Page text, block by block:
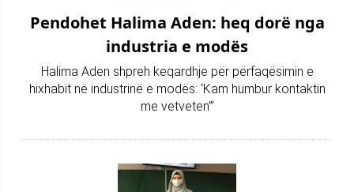
Pendohet Halima Aden: heq dorë nga
industria e modës
Halima Aden shpreh keqardhje për përfaqësimin e
hixhabit në industrinë e modës: ‘Kam humbur kontaktin
me vetveten”’